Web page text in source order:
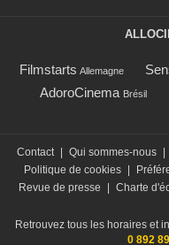
Filmstarts Allemagne
AdoroCinema Brésil
Contact Qui sommes-nous
Politique de cookies
Revue de presse
Charte
Retrouvez tous les horaires et
0 892